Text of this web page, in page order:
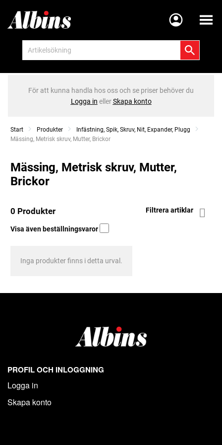
Meny
För att kunna handla hos oss och se priser behöver du
Logga in ellerSkapa konto
Start Produkter
Infästning, Spik, Skruv, Nit, Expander, Plugg
Current:
Mässing, Metrisk skruv, Mutter, Brickor
Mässing, Metrisk skruv, Mutter,
Brickor
0 Produkter Filtrera artiklar
Visa även beställningsvaror
Inga produkter finns i detta urval.
PROFIL OCH INLOGGNING
Logga in
Skapa konto